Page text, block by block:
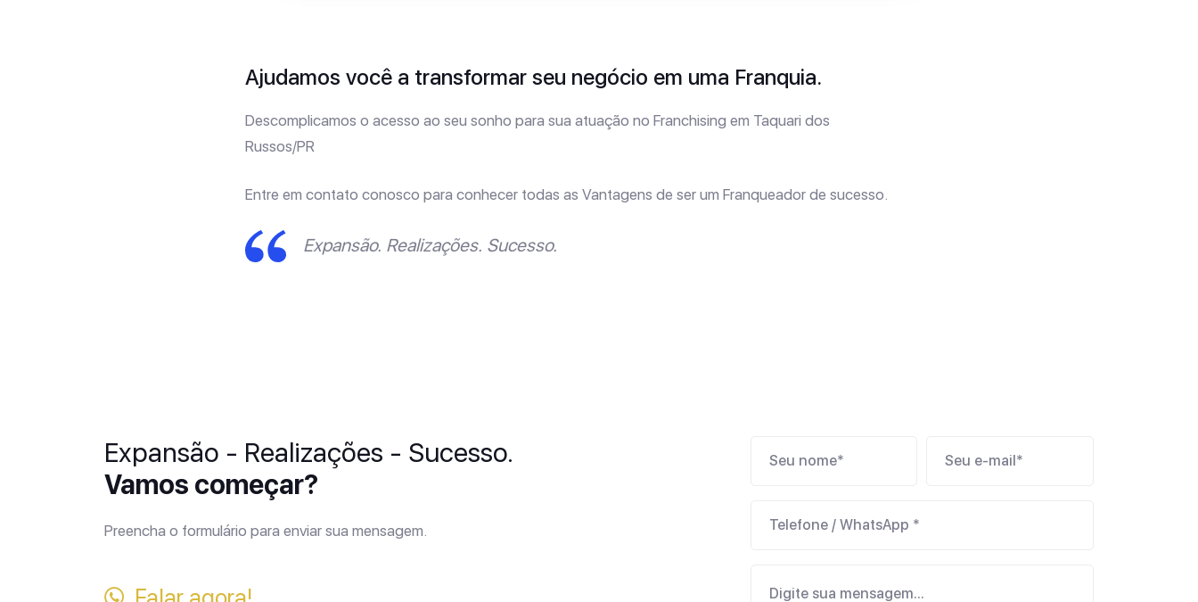
Ajudamos você a transformar seu negócio em uma Franquia.
Descomplicamos o acesso ao seu sonho para sua atuação no Franchising em Taquari dos
Russos/PR
Entre em contato conosco para conhecer todas as Vantagens de ser um Franqueador de sucesso.
Expansão. Realizações. Sucesso.
Expansão - Realizações - Sucesso.
Vamos começar?
Preencha o formulário para enviar sua mensagem.